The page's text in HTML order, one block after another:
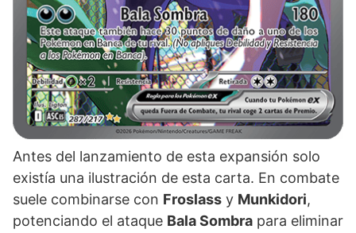
Antes del lanzamiento de esta expansión solo
existía una ilustración de esta carta. En combate
suele combinarse con Froslass y Munkidori,
potenciando el ataque Bala Sombra para eliminar